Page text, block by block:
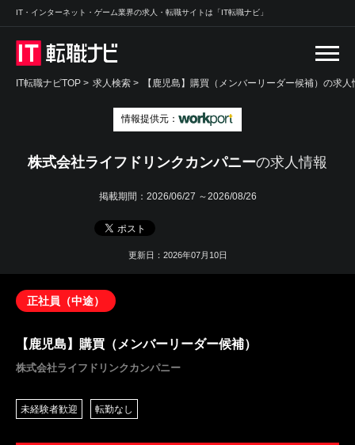
IT・インターネット・ゲーム業界の求人・転職サイトは「IT転職ナビ」
IT転職ナビTOP > 求人検索 > 【鹿児島】購買（メンバーリーダー候補）の求人
情報提供元：
株式会社ライフドリンクカンパニーの求人情報
掲載期間： 2026/06/27 ～2026/08/26
更新日：2026年07月10日
正社員（中途）
【鹿児島】購買（メンバーリーダー候補）
株式会社ライフドリンクカンパニー
未経験者歓迎 転勤なし